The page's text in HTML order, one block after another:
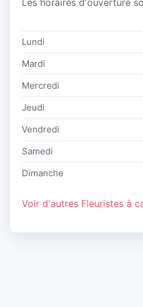
Les horaires d'ouverture
Lundi
Mardi
Mercredi
Jeudi
Vendredi
Samedi
Dimanche
Voir d'autres Fleuristes à